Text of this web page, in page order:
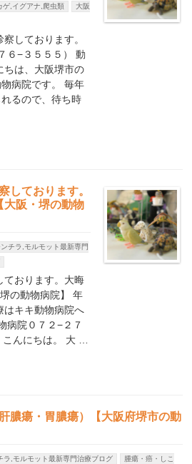
ゲ,イグアナ,爬虫類
大阪
しております。
６−３５５５） 動
ちは、大阪堺市の
病院です。 毎年
るので、待ち時
しております。
大阪・堺の動物
チラ,モルモット最新専門
ております。大晦
の動物病院】 年
はキキ動物病院へ
病院０７２−２７
んにちは。 大 …
膿瘍・胃膿瘍）【大阪府堺市の動
ラ,モルモット最新専門治療ブログ
腫瘍・癌・しこ